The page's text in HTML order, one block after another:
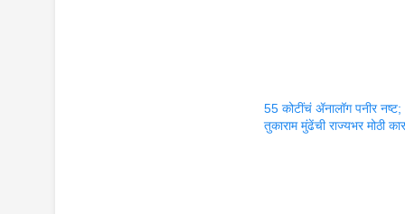
55 कोटींचं ॲनालॉग पनीर नष्ट;
तुकाराम मुंढेंची राज्यभर मोठी